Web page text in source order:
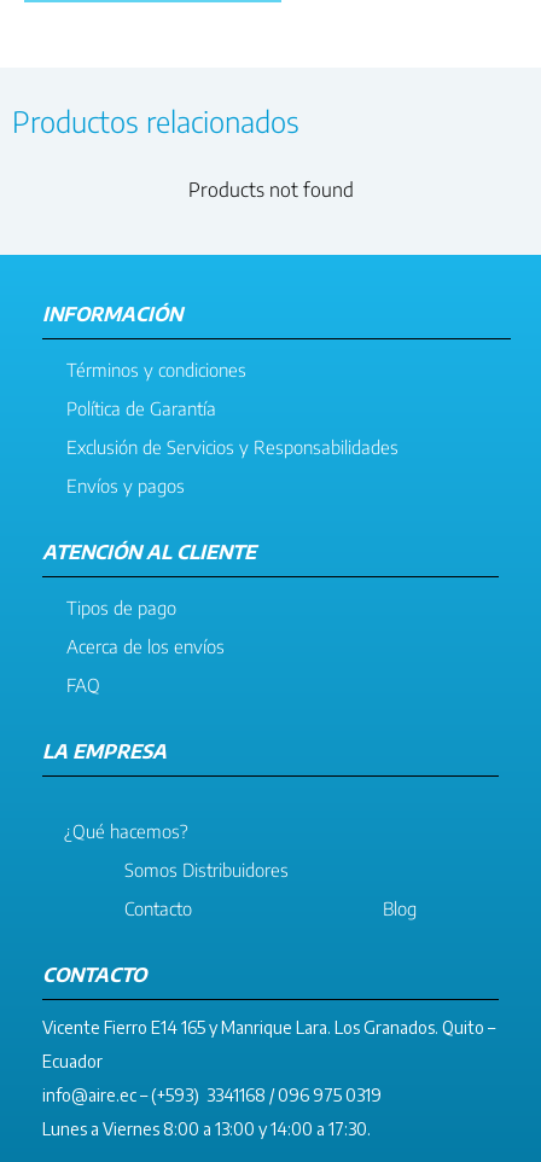
Productos relacionados
Products not found
INFORMACIÓN
Términos y condiciones
Política de Garantía
Exclusión de Servicios y Responsabilidades
Envíos y pagos
ATENCIÓN AL CLIENTE
Tipos de pago
Acerca de los envíos
FAQ
LA EMPRESA
¿Qué hacemos?
Somos Distribuidores
Contacto
Blog
CONTACTO
Vicente Fierro E14 165 y Manrique Lara. Los Granados. Quito –
Ecuador
info@aire.ec– (+593) 3341168 / 096 975 0319
Lunes a Viernes 8:00 a 13:00 y 14:00 a 17:30.